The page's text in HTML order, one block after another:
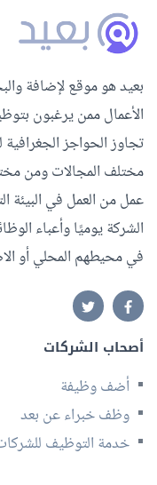
بعيد هو موقع لإضافة
الأعمال ممن يرغبون
تجاوز الحواجز
مختلف المجالات ومن
عمل من العمل في البيئة
الشركة يوميًا وأعباء
في محيطهم المحلي أو
أصحاب الشركات
أضف وظيفة
وظف خبراء عن بعد
خدمة التوظيف